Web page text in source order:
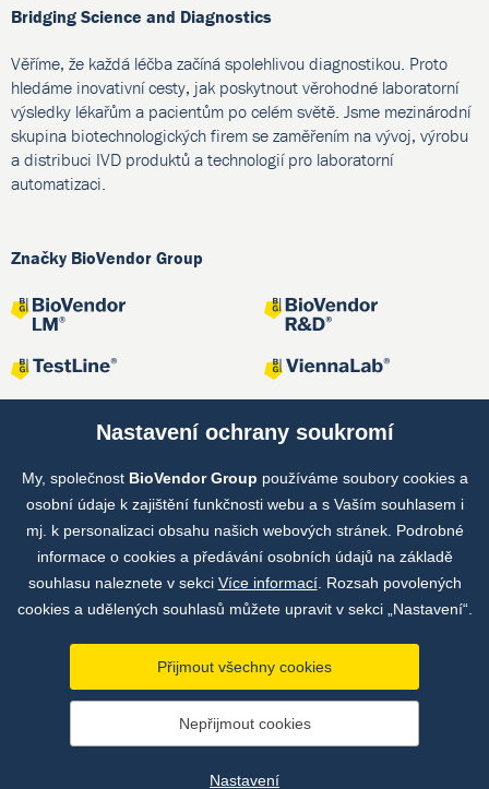
Bridging Science and Diagnostics
Věříme, že každá léčba začíná spolehlivou diagnostikou. Proto
hledáme inovativní cesty, jak poskytnout věrohodné laboratorní
výsledky lékařům a pacientům po celém světě. Jsme mezinárodní
skupina biotechnologických firem se zaměřením na vývoj, výrobu
a distribuci IVD produktů a technologií pro laboratorní
automatizaci.
Značky BioVendor Group
Společné projekty
Copyright © by BioVendor Group 2026
Nastavení ochrany soukromí
My, společnost BioVendor Group používáme soubory cookies a
osobní údaje k zajištění funkčnosti webu a s Vaším souhlasem i
mj. k personalizaci obsahu našich webových stránek. Podrobné
informace o cookies a předávání osobních údajů na základě
souhlasu naleznete v sekci Více informací. Rozsah povolených
cookies a udělených souhlasů můžete upravit v sekci „Nastavení“.
Přijmout všechny cookies
Nepřijmout cookies
Nastavení